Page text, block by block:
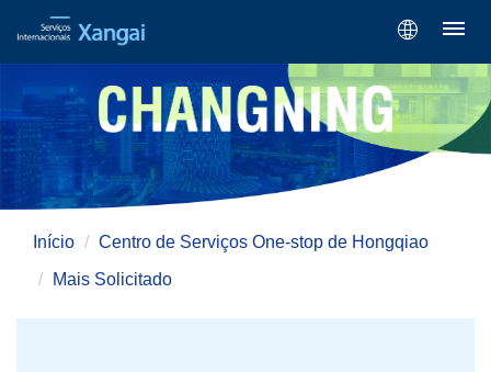
Início
Centro de Serviços One-stop de Hongqiao
Mais Solicitado